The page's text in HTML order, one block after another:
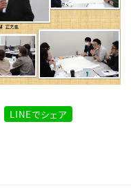
LINEでシェア